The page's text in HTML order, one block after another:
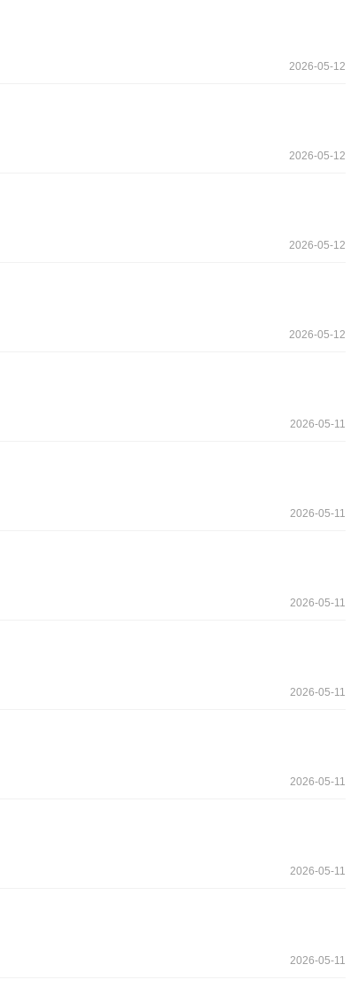
2026-05-12
2026-05-12
2026-05-12
2026-05-12
2026-05-11
2026-05-11
2026-05-11
2026-05-11
2026-05-11
2026-05-11
2026-05-11